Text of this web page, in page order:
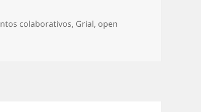
colaborativos, Grial, open